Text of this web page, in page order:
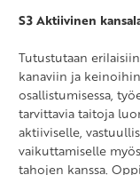
S3 Aktiivinen
Tutustutaan
kanaviin ja
osallistumisessa,
tarvittavia taitoja
aktiiviselle,
vaikuttamiselle
tahojen kanssa.